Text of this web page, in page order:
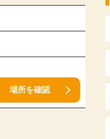
場所を確認